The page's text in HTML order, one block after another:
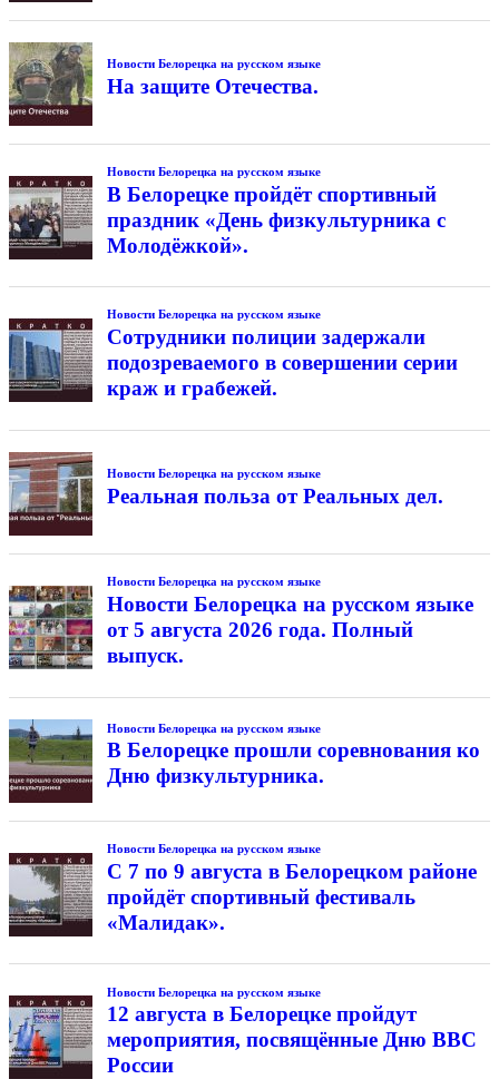
Новости Белорецка на русском языке
На защите Отечества.
Новости Белорецка на русском языке
В Белорецке пройдёт спортивный
праздник «День физкультурника с
Молодёжкой».
Новости Белорецка на русском языке
Сотрудники полиции задержали
подозреваемого в совершении серии
краж и грабежей.
Новости Белорецка на русском языке
Реальная польза от Реальных дел.
Новости Белорецка на русском языке
Новости Белорецка на русском языке
от 5 августа 2026 года. Полный
выпуск.
Новости Белорецка на русском языке
В Белорецке прошли соревнования ко
Дню физкультурника.
Новости Белорецка на русском языке
С 7 по 9 августа в Белорецком районе
пройдёт спортивный фестиваль
«Малидак».
Новости Белорецка на русском языке
12 августа в Белорецке пройдут
мероприятия, посвящённые Дню ВВС
России